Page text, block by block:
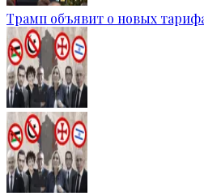
Трамп объявит о новых